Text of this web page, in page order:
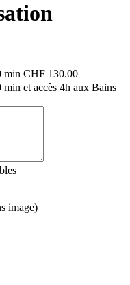
min CHF 130.00
et accès 4h aux Bains
image)